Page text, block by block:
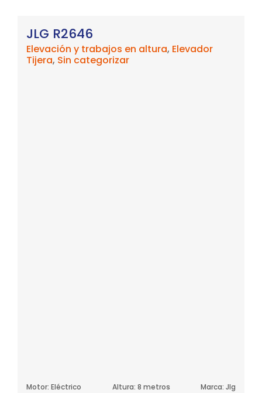
JLG R2646
Elevación y trabajos en altura, Elevador
Tijera, Sin categorizar
Motor: Eléctrico Altura: 8 metros Marca: Jlg